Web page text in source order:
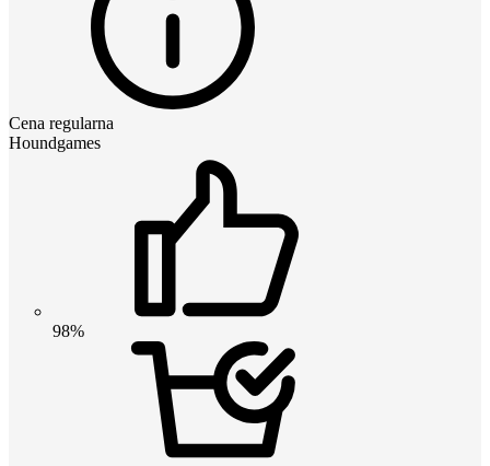
Cena regularna
Houndgames
98%